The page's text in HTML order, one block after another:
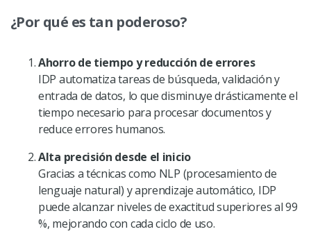
¿Por qué es tan poderoso?
Ahorro de tiempo y reducción de errores
IDP automatiza tareas de búsqueda, validación y
entrada de datos, lo que disminuye drásticamente el
tiempo necesario para procesar documentos y
reduce errores humanos.
Alta precisión desde el inicio
Gracias a técnicas como NLP (procesamiento de
lenguaje natural) y aprendizaje automático, IDP
puede alcanzar niveles de exactitud superiores al 99
%, mejorando con cada ciclo de uso.